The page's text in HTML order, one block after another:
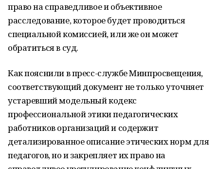
право на справедливое и объективное
расследование, которое будет проводиться
специальной комиссией, или же он может
обратиться в суд.
Как пояснили в пресс-службе Минпросвещения,
соответствующий документ не только уточняет
устаревший модельный кодекс
профессиональной этики педагогических
работников организаций и содержит
детализированное описание этических норм для
педагогов, но и закрепляет их право на